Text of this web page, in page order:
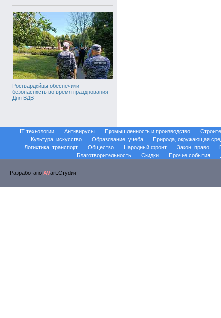
Росгвардейцы обеспечили
безопасность во время празднования
Дня ВДВ
IT технологии Антивирусы Промышленность и производство
Культура, искусство
Образование, учеба
Природа, окружающая
Логистика, транспорт
Общество Народный фронт Закон, право
Благотворительность
Скидки Прочие события
Разработано AVart.Стуdия